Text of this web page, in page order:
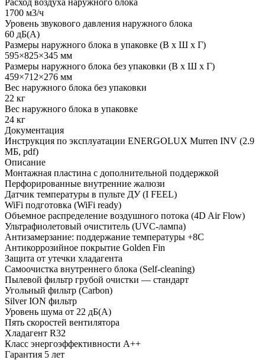
1700 м3/ч
Уровень звукового давления наружного блока
60 дБ(А)
Размеры наружного блока в упаковке (В х Ш х Г)
595×825×345 мм
Размеры наружного блока без упаковки (В х Ш х Г)
459×712×276 мм
Вес наружного блока без упаковки
22 кг
Вес наружного блока в упаковке
24 кг
Документация
Инструкция по эксплуатации ENERGOLUX Murren INV (2.9
МБ, pdf)
Описание
Монтажная пластина с дополнительной поддержкой
Перфорированные внутренние жалюзи
Датчик температуры в пульте ДУ (I FEEL)
WiFi подготовка (WiFi ready)
Объемное распределение воздушного потока (4D Air Flow)
Ультрафиолетовый очиститель (UVC-лампа)
Антизамерзание: поддержание температуры +8С
Антикоррозийное покрытие Golden Fin
Защита от утечки хладагента
Самоочистка внутреннего блока (Self-cleaning)
Пылевой фильтр грубой очистки — стандарт
Угольный фильтр (Carbon)
Silver ION фильтр
Уровень шума от 22 дБ(А)
Пять скоростей вентилятора
Хладагент R32
Класс энергоэффективности A++
Гарантия 5 лет